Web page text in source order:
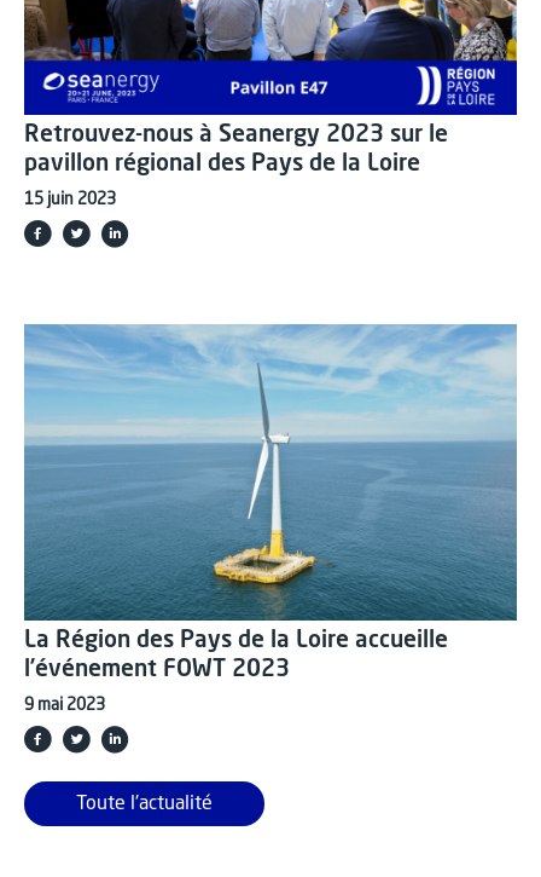
Retrouvez-nous à Seanergy 2023 sur le
pavillon régional des Pays de la Loire
15 juin 2023
La Région des Pays de la Loire accueille
l’événement FOWT 2023
9 mai 2023
Toute l'actualité